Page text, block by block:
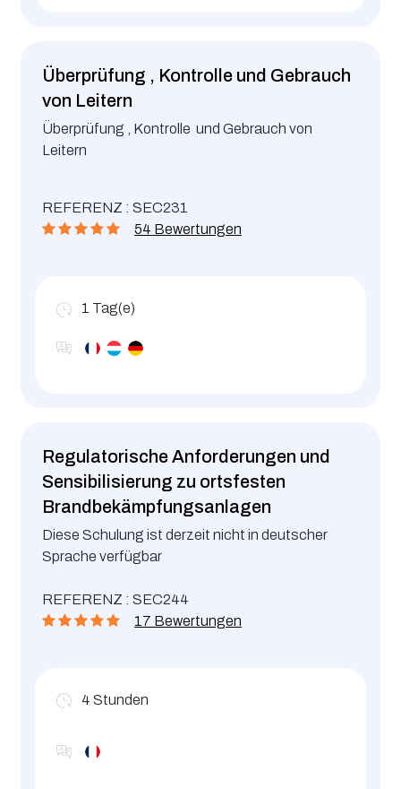
Überprüfung , Kontrolle und Gebrauch
von Leitern
Überprüfung , Kontrolle und Gebrauch von
Leitern
REFERENZ : SEC231
54 Bewertungen
1 Tag(e)
Regulatorische Anforderungen und
Sensibilisierung zu ortsfesten
Brandbekämpfungsanlagen
Diese Schulung ist derzeit nicht in deutscher
Sprache verfügbar
REFERENZ : SEC244
17 Bewertungen
4 Stunden